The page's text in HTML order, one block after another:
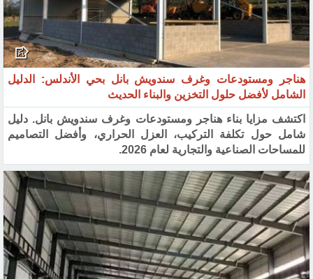
هناجر ومستودعات وغرف سندويش بانل بحي الأندلس: الدليل
الشامل لأفضل حلول التخزين والبناء الحديث
اكتشف مزايا بناء هناجر ومستودعات وغرف سندويش بانل. دليل
شامل حول تكلفة التركيب، العزل الحراري، وأفضل التصاميم
للمساحات الصناعية والتجارية لعام 2026.